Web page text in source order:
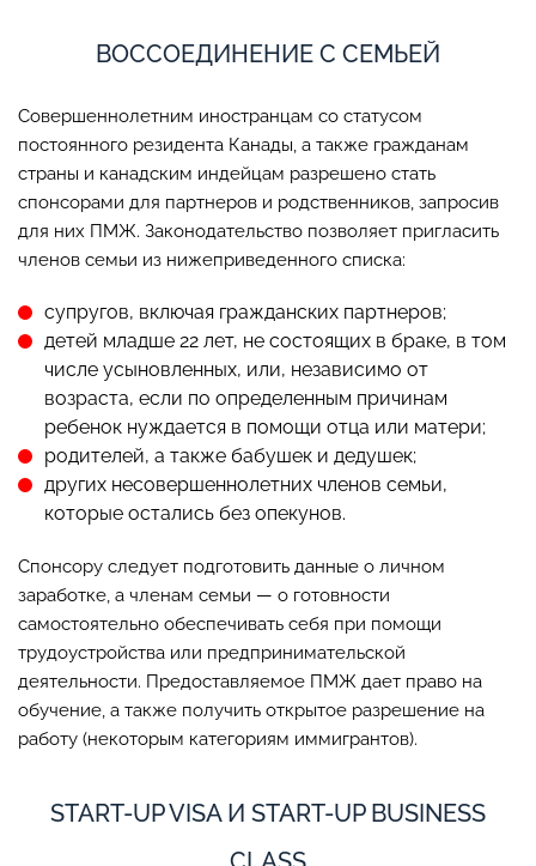
ВОССОЕДИНЕНИЕ С СЕМЬЕЙ
Совершеннолетним иностранцам со статусом
постоянного резидента Канады, а также гражданам
страны и канадским индейцам разрешено стать
спонсорами для партнеров и родственников, запросив
для них ПМЖ. Законодательство позволяет пригласить
членов семьи из нижеприведенного списка:
супругов, включая гражданских партнеров;
детей младше 22 лет, не состоящих в браке, в том
числе усыновленных, или, независимо от
возраста, если по определенным причинам
ребенок нуждается в помощи отца или матери;
родителей, а также бабушек и дедушек;
других несовершеннолетних членов семьи,
которые остались без опекунов.
Спонсору следует подготовить данные о личном
заработке, а членам семьи — о готовности
самостоятельно обеспечивать себя при помощи
трудоустройства или предпринимательской
деятельности. Предоставляемое ПМЖ дает право на
обучение, а также получить открытое разрешение на
работу (некоторым категориям иммигрантов).
START-UP VISA И START-UP BUSINESS